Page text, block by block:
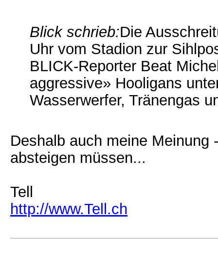
Blick schrieb:Die
Uhr vom Stadion zur
BLICK-Reporter Beat
aggressive» Hooligans
Wasserwerfer, Tränengas
Deshalb auch meine
absteigen müssen...
Tell
http://www.Tell.ch